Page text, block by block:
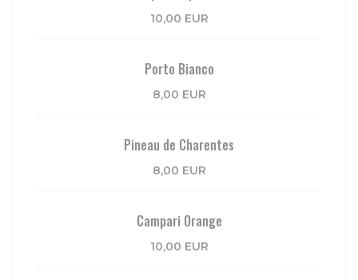
10,00 EUR
Porto Bianco
8,00 EUR
Pineau de Charentes
8,00 EUR
Campari Orange
10,00 EUR